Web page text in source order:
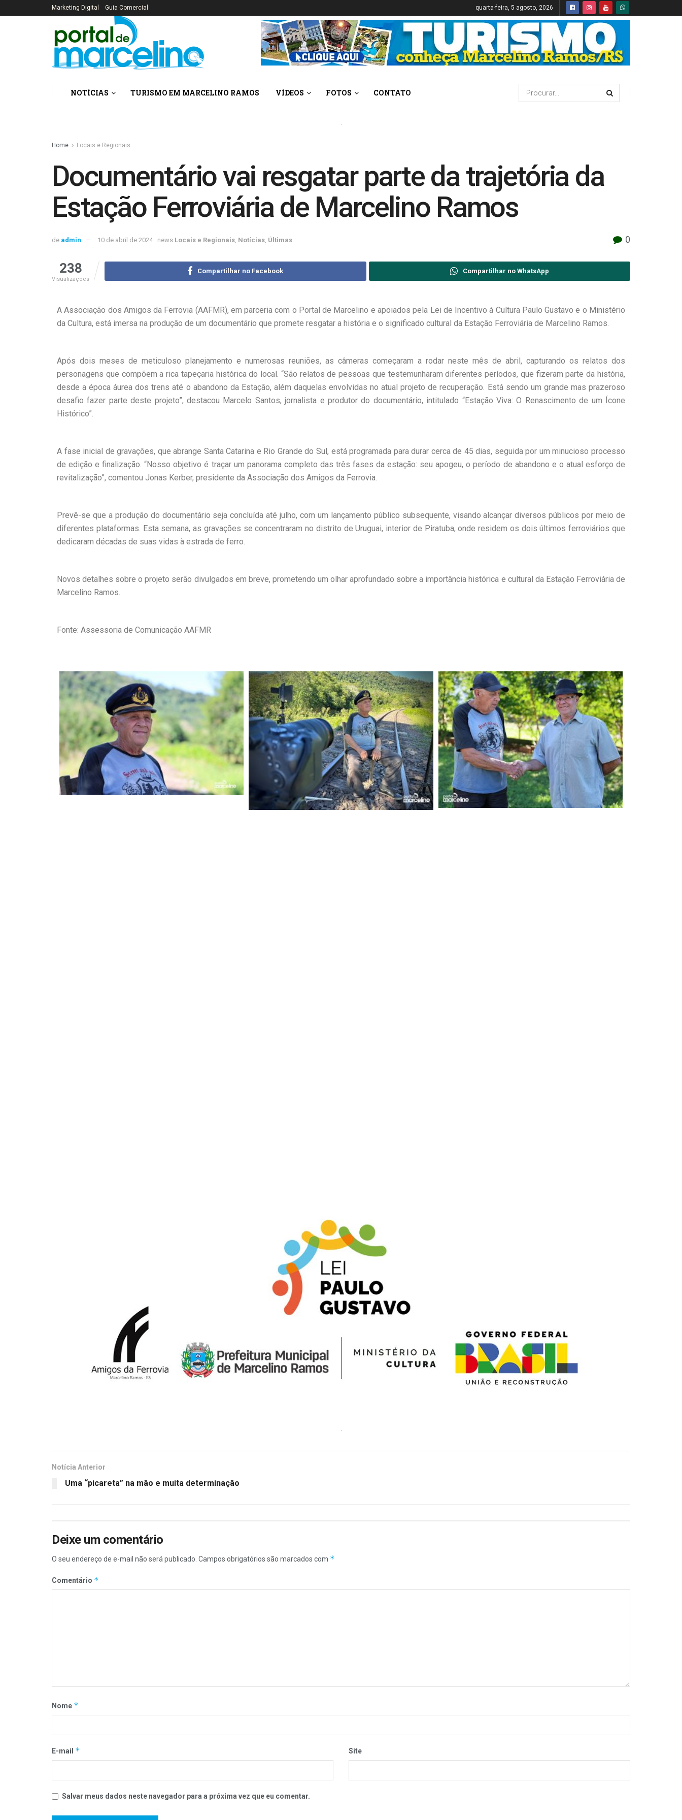
Marketing Digital Guia Comercial quarta-feira, 5 agosto, 2026
NOTÍCIAS TURISMO EM MARCELINO RAMOS VÍDEOS FOTOS CONTATO
Home Locais e Regionais
Documentário vai resgatar parte da trajetória da
Estação Ferroviária de Marcelino Ramos
de admin 10 de abril de 2024 news Locais e Regionais, Notícias, Últimas 0
238
Visualizações
Compartilhar no Facebook Compartilhar no WhatsApp
A Associação dos Amigos da Ferrovia (AAFMR), em parceria com o Portal de Marcelino e apoiados pela Lei de Incentivo à Cultura Paulo Gustavo e o Ministério
da Cultura, está imersa na produção de um documentário que promete resgatar a história e o significado cultural da Estação Ferroviária de Marcelino Ramos.
Após dois meses de meticuloso planejamento e numerosas reuniões, as câmeras começaram a rodar neste mês de abril, capturando os relatos dos
personagens que compõem a rica tapeçaria histórica do local. “São relatos de pessoas que testemunharam diferentes períodos, que fizeram parte da história,
desde a época áurea dos trens até o abandono da Estação, além daquelas envolvidas no atual projeto de recuperação. Está sendo um grande mas prazeroso
desafio fazer parte deste projeto”, destacou Marcelo Santos, jornalista e produtor do documentário, intitulado “Estação Viva: O Renascimento de um Ícone
Histórico”.
A fase inicial de gravações, que abrange Santa Catarina e Rio Grande do Sul, está programada para durar cerca de 45 dias, seguida por um minucioso processo
de edição e finalização. “Nosso objetivo é traçar um panorama completo das três fases da estação: seu apogeu, o período de abandono e o atual esforço de
revitalização”, comentou Jonas Kerber, presidente da Associação dos Amigos da Ferrovia.
Prevê-se que a produção do documentário seja concluída até julho, com um lançamento público subsequente, visando alcançar diversos públicos por meio de
diferentes plataformas. Esta semana, as gravações se concentraram no distrito de Uruguai, interior de Piratuba, onde residem os dois últimos ferroviários que
dedicaram décadas de suas vidas à estrada de ferro.
Novos detalhes sobre o projeto serão divulgados em breve, prometendo um olhar aprofundado sobre a importância histórica e cultural da Estação Ferroviária de
Marcelino Ramos.
Fonte: Assessoria de Comunicação AAFMR
Notícia Anterior
Uma “picareta” na mão e muita determinação
Deixe um comentário
O seu endereço de e-mail não será publicado. Campos obrigatórios são marcados com *
Comentário *
Nome *
E-mail * Site
Salvar meus dados neste navegador para a próxima vez que eu comentar.